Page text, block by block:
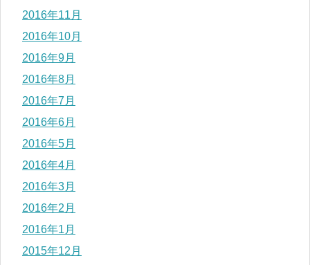
2016年11月
2016年10月
2016年9月
2016年8月
2016年7月
2016年6月
2016年5月
2016年4月
2016年3月
2016年2月
2016年1月
2015年12月